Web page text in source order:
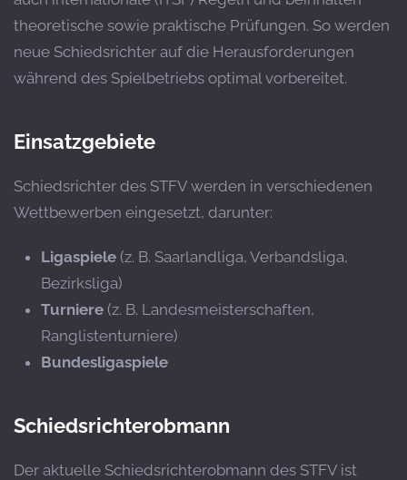
theoretische sowie praktische Prüfungen. So werden
neue Schiedsrichter auf die Herausforderungen
während des Spielbetriebs optimal vorbereitet.
Einsatzgebiete
Schiedsrichter des STFV werden in verschiedenen
Wettbewerben eingesetzt, darunter:
Ligaspiele (z. B. Saarlandliga, Verbandsliga,
Bezirksliga)
Turniere (z. B. Landesmeisterschaften,
Ranglistenturniere)
Bundesligaspiele
Schiedsrichterobmann
Der aktuelle Schiedsrichterobmann des STFV ist